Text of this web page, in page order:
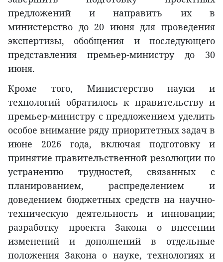
предложений и направить их в
министерство до 20 июня для проведения
экспертизы, обобщения и последующего
представления премьер-министру до 30
июня.
Кроме того, Министерство науки и
технологий обратилось к правительству и
премьер-министру с предложением уделить
особое внимание ряду приоритетных задач в
июне 2026 года, включая подготовку и
принятие правительственной резолюции по
устранению трудностей, связанных с
планированием, распределением и
доведением бюджетных средств на научно-
техническую деятельность и инновации;
разработку проекта Закона о внесении
изменений и дополнений в отдельные
положения Закона о науке, технологиях и